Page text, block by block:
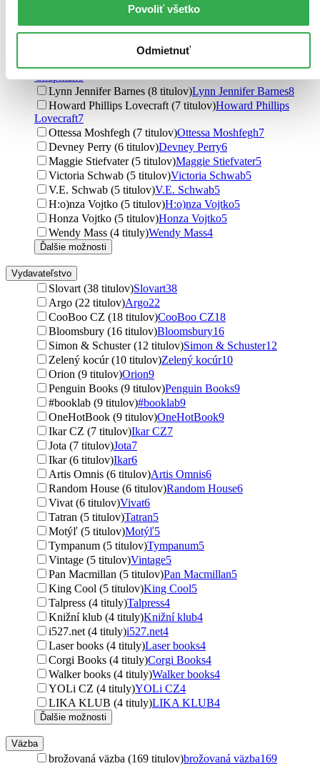
Povoliť všetko
Odmietnuť
Ken Follett (8 titulov)Ken Follett8
Ken Follet (8 titulov)Ken Follet8
Jennifer Lynn Barnes (8 titulov)
Chapman8
Lynn Jennifer Barnes (8 titulov)Lynn Jennifer Barnes8
Howard Phillips Lovecraft (7 titulov)Howard Phillips
Lovecraft7
Ottessa Moshfegh (7 titulov)Ottessa Moshfegh7
Devney Perry (6 titulov)Devney Perry6
Maggie Stiefvater (5 titulov)Maggie Stiefvater5
Victoria Schwab (5 titulov)Victoria Schwab5
V.E. Schwab (5 titulov)V.E. Schwab5
H:o)nza Vojtko (5 titulov)H:o)nza Vojtko5
Honza Vojtko (5 titulov)Honza Vojtko5
Wendy Mass (4 tituly)Wendy Mass4
Ďalšie možnosti
Vydavateľstvo
Slovart (38 titulov)Slovart38
Argo (22 titulov)Argo22
CooBoo CZ (18 titulov)CooBoo CZ18
Bloomsbury (16 titulov)Bloomsbury16
Simon & Schuster (12 titulov)Simon & Schuster12
Zelený kocúr (10 titulov)Zelený kocúr10
Orion (9 titulov)Orion9
Penguin Books (9 titulov)Penguin Books9
#booklab (9 titulov)#booklab9
OneHotBook (9 titulov)OneHotBook9
Ikar CZ (7 titulov)Ikar CZ7
Jota (7 titulov)Jota7
Ikar (6 titulov)Ikar6
Artis Omnis (6 titulov)Artis Omnis6
Random House (6 titulov)Random House6
Vivat (6 titulov)Vivat6
Tatran (5 titulov)Tatran5
Motýľ (5 titulov)Motýľ5
Tympanum (5 titulov)Tympanum5
Vintage (5 titulov)Vintage5
Pan Macmillan (5 titulov)Pan Macmillan5
King Cool (5 titulov)King Cool5
Talpress (4 tituly)Talpress4
Knižní klub (4 tituly)Knižní klub4
i527.net (4 tituly)i527.net4
Laser books (4 tituly)Laser books4
Corgi Books (4 tituly)Corgi Books4
Walker books (4 tituly)Walker books4
YOLi CZ (4 tituly)YOLi CZ4
LIKA KLUB (4 tituly)LIKA KLUB4
Ďalšie možnosti
Väzba
brožovaná väzba (169 titulov)brožovaná väzba169